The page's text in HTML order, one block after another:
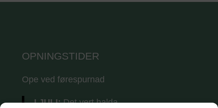
OPNINGSTIDER
Ope ved førespurnad
I JULI: Det vert halda